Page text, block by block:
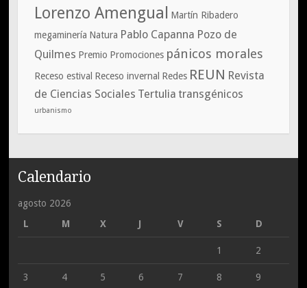
Lorenzo Amengual
Martín Ribadero
megaminería Natura Pablo Capanna Pozo de
Quilmes Premio Promociones pánicos morales
Receso estival Receso invernal Redes REUN Revista
de Ciencias Sociales Tertulia transgénicos
urbanismo
Calendario
agosto 2026
L
M X J V S D
1 2
3 4 5 6 7 8 9